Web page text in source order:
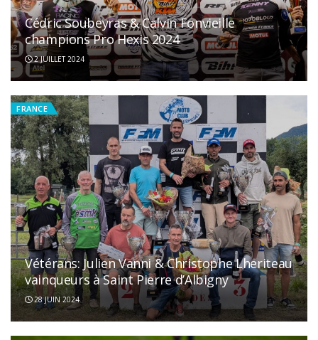
Cédric Soubeyras & Calvin Fonvieille
champions Pro Hexis 2024
2 JUILLET 2024
FRANCE
Vétérans: Julien Vanni & Christophe Lheriteau
vainqueurs à Saint Pierre d’Albigny
28 JUIN 2024